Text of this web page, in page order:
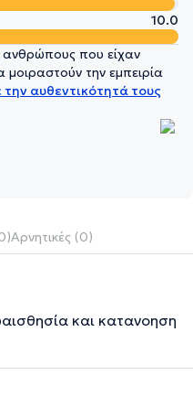
10.0
ανθρώπους που είχαν
μοιραστούν την εμπειρία
αυθεντικότητά τους
Αρνητικές (0)
και κατανοηση